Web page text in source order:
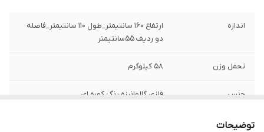
اندازه
ارتفاع ۱۶۰ سانتیمتر_طول ۱۱۰ سانتیمتر_فاصله
دو ردیف ۵۵سانتیمتر
تحمل وزن ۵۸ کیلوگرم
جنس فلزی گالوانیزه رنگ کوره ای
ساخت
توضیحات